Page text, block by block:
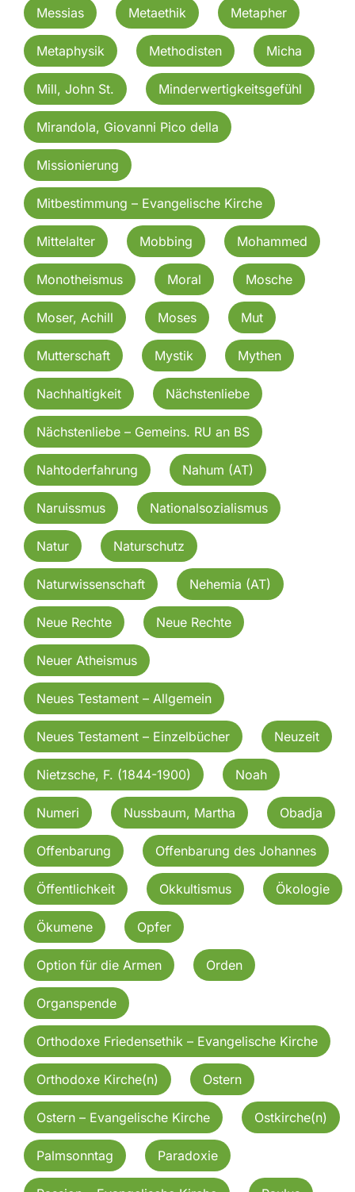
Messias Metaethik Metapher
Metaphysik Methodisten Micha
Mill, John St. Minderwertigkeitsgefühl
Mirandola, Giovanni Pico della
Missionierung
Mitbestimmung – Evangelische Kirche
Mittelalter Mobbing Mohammed
Monotheismus Moral Mosche
Moser, Achill Moses Mut
Mutterschaft Mystik Mythen
Nachhaltigkeit Nächstenliebe
Nächstenliebe – Gemeins. RU an BS
Nahtoderfahrung Nahum (AT)
Naruissmus Nationalsozialismus
Natur Naturschutz
Naturwissenschaft Nehemia (AT)
Neue Rechte Neue Rechte
Neuer Atheismus
Neues Testament – Allgemein
Neues Testament – Einzelbücher Neuzeit
Nietzsche, F. (1844-1900) Noah
Numeri Nussbaum, Martha Obadja
Offenbarung Offenbarung des Johannes
Öffentlichkeit Okkultismus Ökologie
Ökumene Opfer
Option für die Armen Orden
Organspende
Orthodoxe Friedensethik – Evangelische Kirche
Orthodoxe Kirche(n) Ostern
Ostern – Evangelische Kirche Ostkirche(n)
Palmsonntag Paradoxie